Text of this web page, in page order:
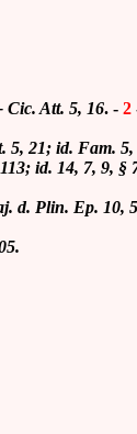
Cic. Att. 5, 16. - 2
5, 21; id. Fam. 5,
id. 14, 7, 9, §
d. Plin. Ep. 10,